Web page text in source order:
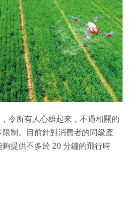
令所有人心雄起來，不過相關的
制。目前針對消費者的同級產
提供不多於 20 分鐘的飛行時